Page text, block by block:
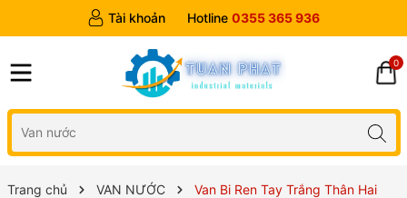
Tài khoản Hotline 0355 365 936
0
Trang chủ VAN NƯỚC
Van Bi Ren Tay Trắng Thân Hai